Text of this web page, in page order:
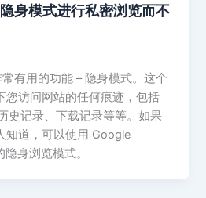
身模式进行私密浏览而不
有用的功能 – 隐身模式。这个
您访问网站的任何痕迹，包括
史记录、下载记录等等。如果
知道，可以使用 Google
身浏览模式。